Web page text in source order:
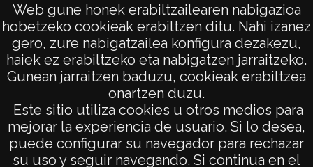
Web gune honek erabiltzailearen nabigazioa
hobetzeko cookieak erabiltzen ditu. Nahi izanez
gero, zure nabigatzailea konfigura dezakezu,
haiek ez erabiltzeko eta nabigatzen jarraitzeko.
Gunean jarraitzen baduzu, cookieak erabiltzea
onartzen duzu.
Este sitio utiliza cookies u otros medios para
mejorar la experiencia de usuario. Si lo desea,
puede configurar su navegador para rechazar
su uso y seguir navegando. Si continua en el
Vista (BERROSTEGUIETA)
AVISO LEGAL
POLÍTICA DE PRIVACIDAD
ACCESIBILIDAD